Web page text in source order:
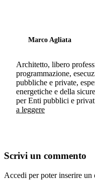
Marco Agliata
Architetto, libero
programmazione,
pubbliche e private,
energetiche e della
per Enti pubblici e
a leggere
Scrivi un commento
Accedi per poter inserire un